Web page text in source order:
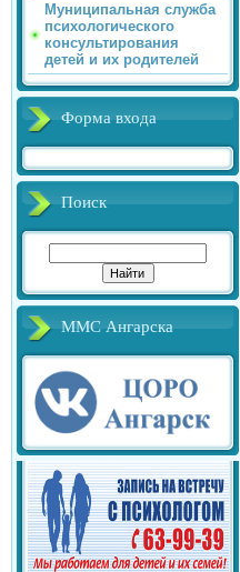
Муниципальная служба
психологического
консультирования
детей и их родителей
Форма входа
Поиск
ММС Ангарска